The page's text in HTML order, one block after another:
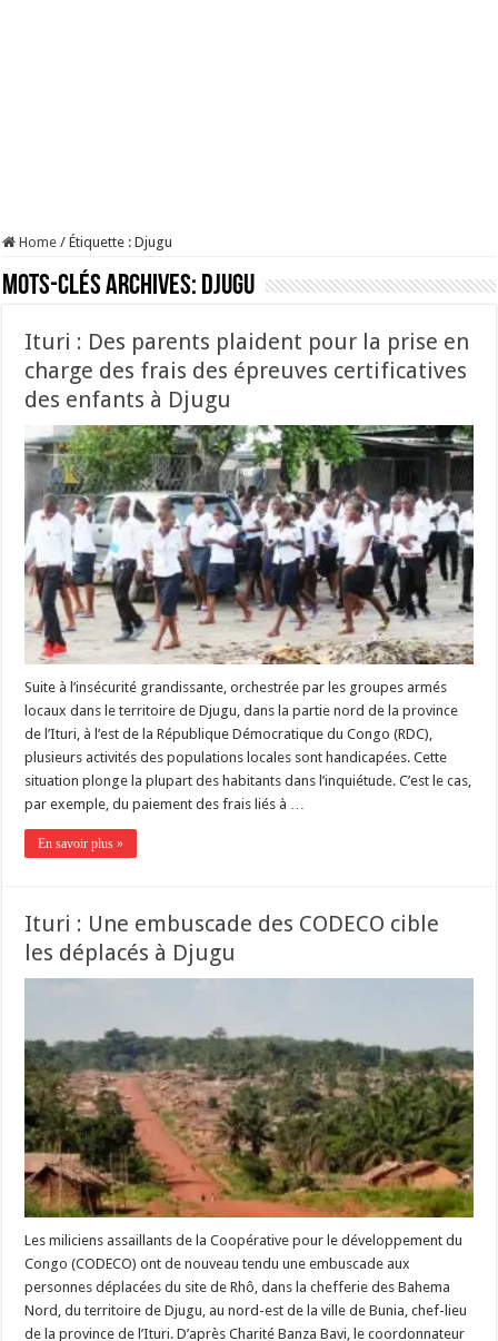
Home / Étiquette :Djugu
Mots-clés Archives: Djugu
Ituri : Des parents plaident pour la prise en
charge des frais des épreuves certificatives
des enfants à Djugu
Suite à l’insécurité grandissante, orchestrée par les groupes armés
locaux dans le territoire de Djugu, dans la partie nord de la province
de l’Ituri, à l’est de la République Démocratique du Congo (RDC),
plusieurs activités des populations locales sont handicapées. Cette
situation plonge la plupart des habitants dans l’inquiétude. C’est le cas,
par exemple, du paiement des frais liés à …
En savoir plus »
Ituri : Une embuscade des CODECO cible
les déplacés à Djugu
Les miliciens assaillants de la Coopérative pour le développement du
Congo (CODECO) ont de nouveau tendu une embuscade aux
personnes déplacées du site de Rhô, dans la chefferie des Bahema
Nord, du territoire de Djugu, au nord-est de la ville de Bunia, chef-lieu
de la province de l’Ituri. D’après Charité Banza Bavi, le coordonnateur